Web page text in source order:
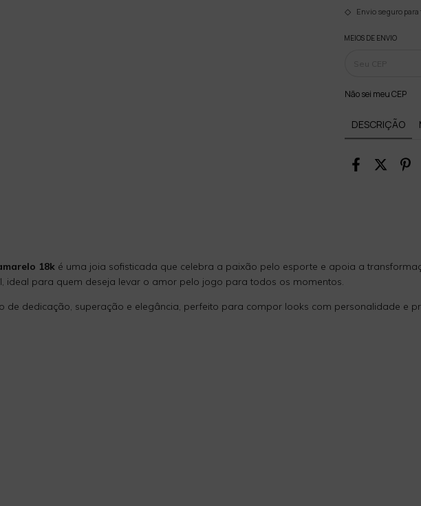
Envio seguro
MEIOS DE ENVIO
Não sei meu CEP
DESCRIÇÃO
18k é uma joia sofisticada que celebra a paixão pelo esporte e apoia a
ideal para quem deseja levar o amor pelo jogo para todos os momentos.
de dedicação, superação e elegância, perfeito para compor looks com personalidade e